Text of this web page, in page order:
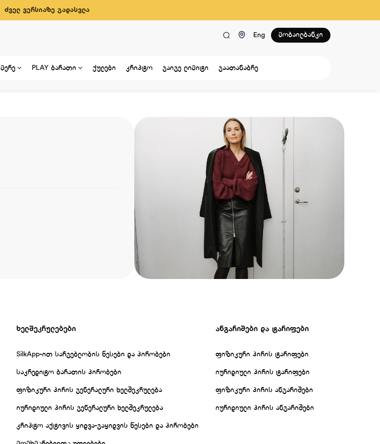
ძველ ვერსიაზე გადასვლა
Eng მობაილბანკი
მერე PLAY ბარათი ქულები კრიპტო გაიგე ლიმიტი გაათანაბრე
ხელშეკრულებები
SilkApp-ით სარგებლობის წესები და პირობები
საკრედიტო ბარათის პირობები
ფიზიკური პირის გენერალური ხელშეკრულება
იურიდიული პირის გენერალური ხელშეკრულება
კრიპტო აქტივის ყიდვა-გაყიდვის წესები და პირობები
ანგარიშები და ტარიფები
ფიზიკური პირის ტარიფები
იურიდიული პირის ტარიფები
ფიზიკური პირის ანგარიშები
იურიდიული პირის ანგარიშები